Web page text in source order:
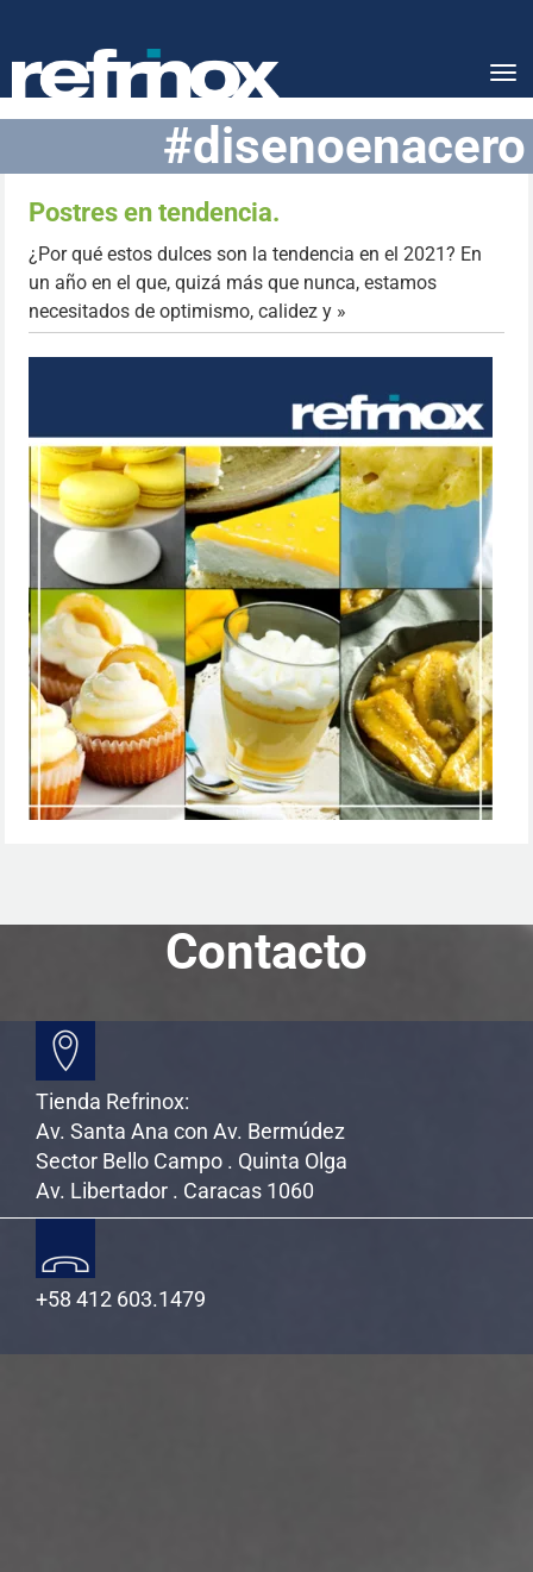
#disenoenacero
Postres en tendencia.
¿Por qué estos dulces son la tendencia en el 2021? En
un año en el que, quizá más que nunca, estamos
necesitados de optimismo, calidez y »
Contacto
Tienda Refrinox:
Av. Santa Ana con Av. Bermúdez
Sector Bello Campo . Quinta Olga
Av. Libertador . Caracas 1060
+58 412 603.1479